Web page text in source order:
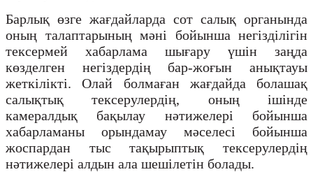
Барлық өзге жағдайларда сот салық органында
оның талаптарының мәні бойынша негізділігін
тексермей хабарлама шығару үшін заңда
көзделген негіздердің бар-жоғын анықтауы
жеткілікті. Олай болмаған жағдайда болашақ
салықтық тексерулердің, оның ішінде
камералдық бақылау нәтижелері бойынша
хабарламаны орындамау мәселесі бойынша
жоспардан тыс тақырыптық тексерулердің
нәтижелері алдын ала шешілетін болады.